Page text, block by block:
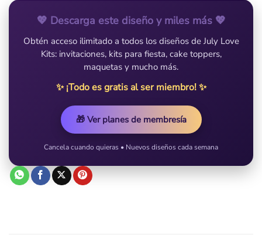
💖 Descarga este diseño y miles más 💖
Obtén acceso ilimitado a todos los diseños de July Love
Kits: invitaciones, kits para fiesta, cake toppers,
maquetas y mucho más.
✨ ¡Todo es gratis al ser miembro! ✨
🎁 Ver planes de membresía
Cancela cuando quieras • Nuevos diseños cada semana